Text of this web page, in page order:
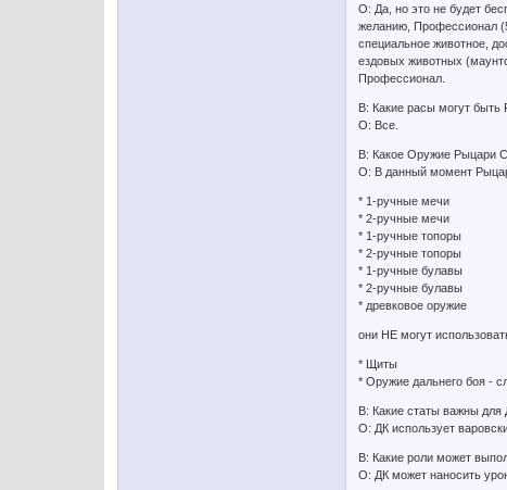
О: Да, но это не будет
желанию, Профессионал
специальное животное,
ездовых животных
Профессионал.
В: Какие расы могут
О: Все.
В: Какое Оружие Рыцари
О: В данный момент
* 1-ручные мечи
* 2-ручные мечи
* 1-ручные топоры
* 2-ручные топоры
* 1-ручные булавы
* 2-ручные булавы
* древковое оружие
они НЕ могут
* Щиты
* Оружие дальнего боя -
В: Какие статы важны для
О: ДК использует
В: Какие роли может
О: ДК может наносить